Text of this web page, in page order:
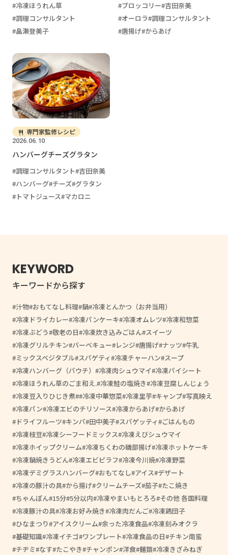
冷凍ほうれん草
調理コンサルタント
畠瀬登美子
ブロッコリー 吉田奈美
オーロラ 調理コンサルタント
唐揚げ からあげ
2026.06.10
専門家監修レシピ
ハンバーグチーズグラタン
調理コンサルタント 吉田奈美
ハンバーグ チーズ グラタン
トマトジュース マカロニ
KEYWORD
キーワードから探す
汁物 おもてなし料理 鍋 冷凍とんかつ（お弁当用）
冷凍ドライカレー 冷凍パンケーキ 冷凍オムレツ 冷凍和惣菜
冷凍ぶどう 敬老の日 冷凍炊き込みごはん スイーツ
冷凍グリルチキン バーベキュー レンジ 唐揚げ ナッツ 牛乳
ミックスベジタブル スパゲティ 冷凍チャーハン スープ
冷凍ハンバーグ（パウチ）
冷凍肉シュウマイ 冷凍パイシート
冷凍ほうれん草のごま和え. 冷凍鮭の塩焼き 冷凍豆腐しんじょう
冷凍豆入りひじき煮 #冷凍中華惣菜 冷凍里芋 キャンプ 写真映え
冷凍パン 冷凍エビのチリソース 冷凍からあげ からあげ
ドライフルーツ キンパ 田中美子 スパゲッティ
ごはんもの
冷凍枝豆 冷凍シーフードミックス 冷凍えびシュウマイ
冷凍ホイップクリーム 冷凍ちくわの磯部揚げ 冷凍ホットケーキ
冷凍鍋焼きうどん 冷凍エビピラフ 冷凍今川焼 冷凍野菜
冷凍デミグラスハンバーグ おもてなし アイス デザート
冷凍の豚汁の具 から揚げ クリームチーズ 茄子 たこ焼き
ちゃんぽん 15分 5分以内 冷凍やまいもとろろ その他 各国料理
冷凍豚汁の具 冷凍お好み焼き 冷凍肉だんご 冷凍鶏団子
ひなまつり アイスクリーム 余った冷凍食品 冷凍刻みオクラ
基礎知識 冷凍イチゴ ワンプレート 冷凍食品の日 チキン南蛮
チヂミ なす たこやき チャンポン 洋食 麺類 冷凍きざみねぎ